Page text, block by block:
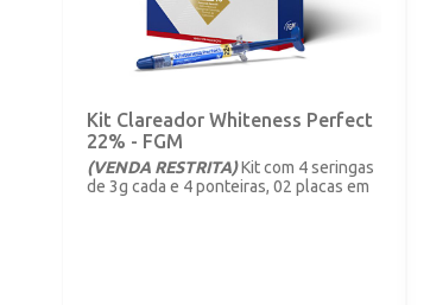
Kit Clareador Whiteness Perfect
22% - FGM
(VENDA RESTRITA)Kit com 4 seringas
de 3g cada e 4 ponteiras, 02 placas em